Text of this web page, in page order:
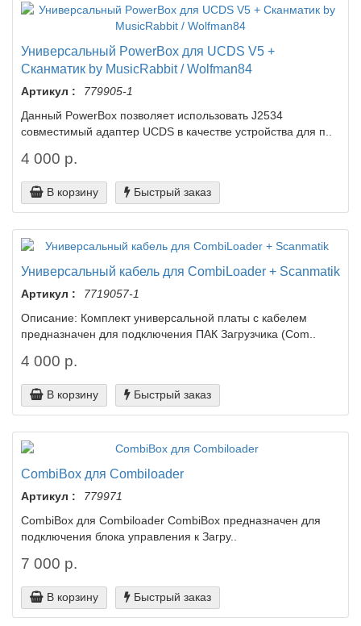
Универсальный PowerBox для UCDS V5 +
Сканматик by MusicRabbit / Wolfman84
Артикул :
779905-1
Данный PowerBox позволяет использовать J2534
совместимый адаптер UCDS в качестве устройства для п..
4 000 р.
В корзину Быстрый заказ
Универсальный кабель для CombiLoader + Scanmatik
Артикул :
7719057-1
Описание: Комплект универсальной платы с кабелем
предназначен для подключения ПАК Загрузчика (Com..
4 000 р.
В корзину Быстрый заказ
CombiBox для Combiloader
Артикул :
779971
CombiBox для Combiloader CombiBox предназначен для
подключения блока управления к Загру..
7 000 р.
В корзину Быстрый заказ